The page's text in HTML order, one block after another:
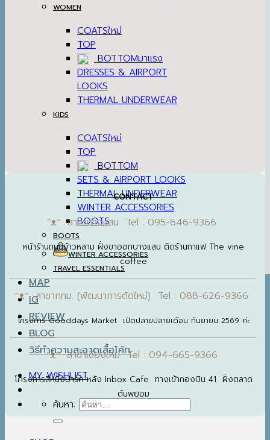
WOMEN
COATS
TOP
BOTTOM
DRESSES & AIRPORT
LOOKS
THERMAL UNDERWEAR
KIDS
COATS
TOP
BOTTOM
SETS & AIRPORT LOOKS
THERMAL UNDERWEAR
WINTER ACCESSORIES
BOOTS
BOOTS
WINTER ACCESSORIES
TRAVEL ESSENTIALS
MAP
IG
REVIEW
BLOG
วิธีทำความสะอาดเสื้อโค้ท
MY WISHLIST
ค้นหา:
CONTACT
ᵔᴥᵔ สาขาบางแสน Tel : 095-646-9366
หน้าร้านถนนข้าวหลาม ฝั่งขาออกบางแสน ติดร้านกาแฟ The vine
coffee
ᵔᴥᵔ สาขากทม. (พัฒนาการตัดใหม่) Tel : 088-626-9366
โครงการ Gooddays Market เปิดปลายปลายเดือน กันยายน 2569 ค่ะ
ᵔᴥᵔ สาขาเชียงใหม่ Tel : 094-665-9366
โครงการสี่หนึ่งปาร์ค หลัง Inbox Cafe ทางเข้ากองบิน 41 ฝั่งตลาด
ต้นพยอม